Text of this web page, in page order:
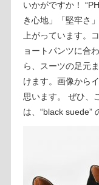
いかがですか！
き心地」「堅牢さ
上がっています。
ョートパンツに合
ら、スーツの足元
けます。画像から
思います。 ぜひ、
は、“black suede”